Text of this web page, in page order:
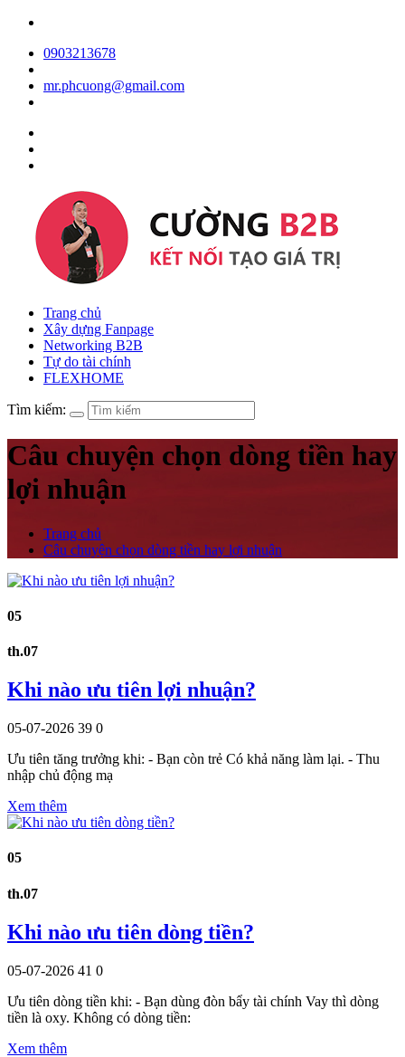
0903213678
mr.phcuong@gmail.com
Trang chủ
Xây dựng Fanpage
Networking B2B
Tự do tài chính
FLEXHOME
Tìm kiếm:
Câu chuyện chọn dòng tiền hay
lợi nhuận
Trang chủ
Câu chuyện chọn dòng tiền hay lợi nhuận
05
th.07
Khi nào ưu tiên lợi nhuận?
05-07-2026 39 0
Ưu tiên tăng trưởng khi: - Bạn còn trẻ Có khả năng làm lại. - Thu
nhập chủ động mạ
Xem thêm
05
th.07
Khi nào ưu tiên dòng tiền?
05-07-2026 41 0
Ưu tiên dòng tiền khi: - Bạn dùng đòn bẩy tài chính Vay thì dòng
tiền là oxy. Không có dòng tiền:
Xem thêm